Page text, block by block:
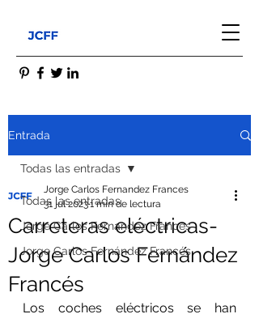
Entrada
Todas las entradas
Jorge Carlos Fernandez Frances
Jorge Carlos Fernández Francés
Todas las entradas
Carreteras eléctricas-
Jorge Carlos Fernández
Francés
Jorge Carlos Fernandez Frances
31 jul 20231 min de lectura
Los coches eléctricos se han